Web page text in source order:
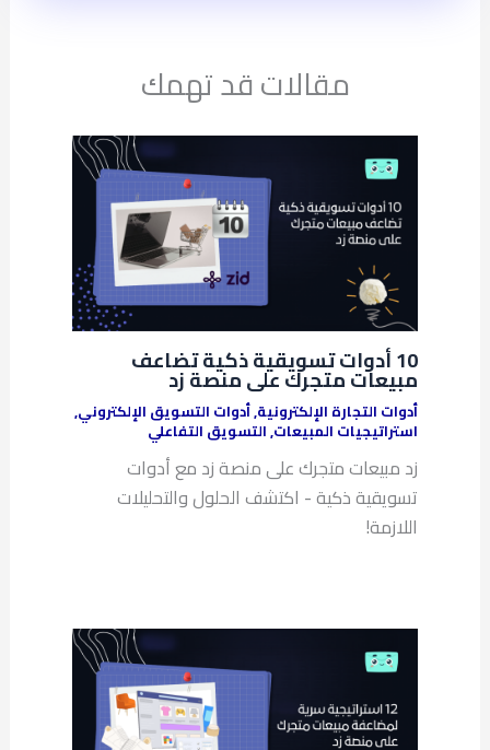
مقالات قد تهمك
10 أدوات تسويقية ذكية تضاعف
مبيعات متجرك على منصة زد
أدوات التجارة الإلكترونية,أدوات التسويق الإلكتروني,
استراتيجيات المبيعات,التسويق التفاعلي
زد مبيعات متجرك على منصة زد مع أدوات
تسويقية ذكية - اكتشف الحلول والتحليلات
اللازمة!